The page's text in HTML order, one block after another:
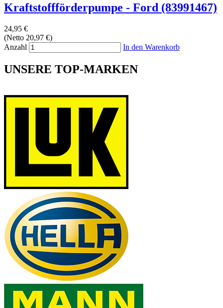
Kraftstoffförderpumpe - Ford (83991467)
24,95 €
(Netto 20,97 €)
Anzahl
In den Warenkorb
UNSERE TOP-MARKEN